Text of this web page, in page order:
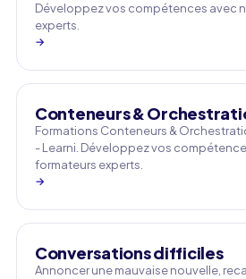
Développez vos compétences avec
experts.
→
Conteneurs &
Formations Conteneurs &
- Learni. Développez vos
formateurs experts.
→
Conversations difficiles
Annoncer une mauvaise nouvelle,